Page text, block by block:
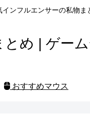
ンフルエンサーの私物ま
とめ | ゲー
おすすめマウス